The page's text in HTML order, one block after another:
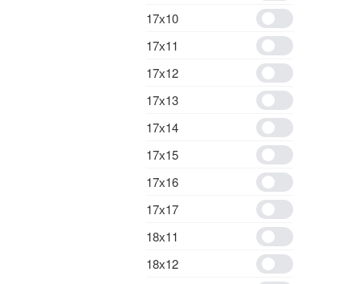
17х10
17х11
17х12
17х13
17х14
17х15
17х16
17х17
18х11
18х12